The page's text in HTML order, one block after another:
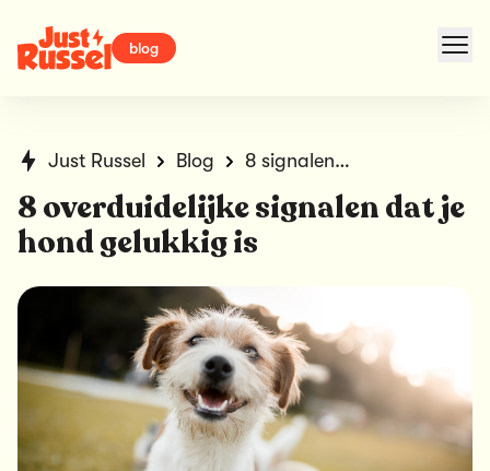
blog
Just Russel Blog 8 signalen dat je hond gelukkig is
8 overduidelijke signalen dat je
hond gelukkig is